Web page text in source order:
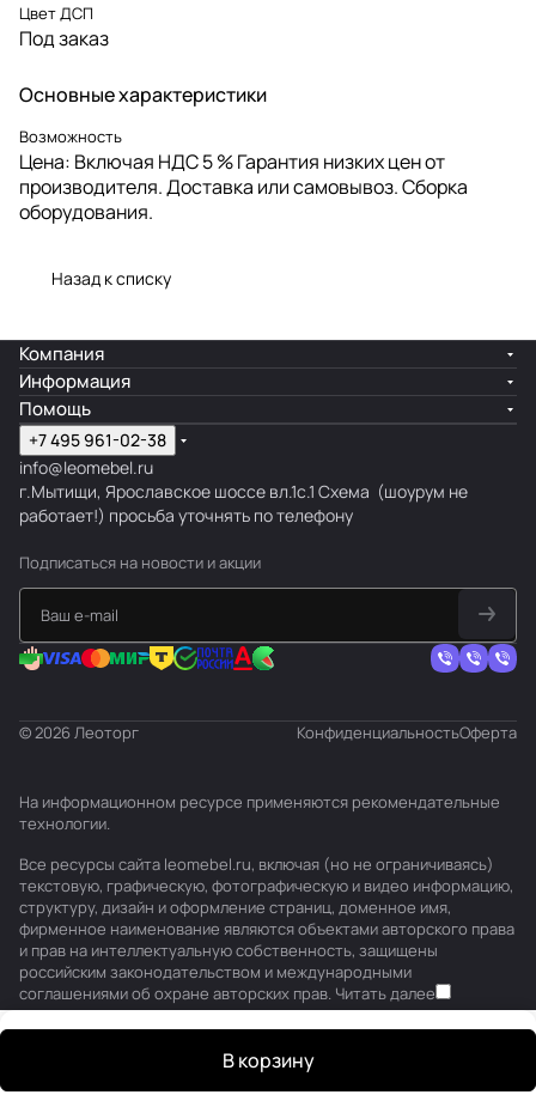
Цвет ДСП
Под заказ
Основные характеристики
Возможность
Цена: Включая НДС 5 % Гарантия низких цен от
производителя. Доставка или самовывоз. Сборка
оборудования.
Назад к списку
В корзину
Компания
Информация
Помощь
+7 495 961-02-38
info@leomebel.ru
г.Мытищи, Ярославское шоссе вл.1с.1 Схема (шоурум не
работает!) просьба уточнять по телефону
Подписаться на новости и акции
© 2026 Леоторг КонфиденциальностьОферта
На информационном ресурсе применяются рекомендательные
технологии.
Все ресурсы сайта leomebel.ru, включая (но не ограничиваясь)
текстовую, графическую, фотографическую и видео информацию,
структуру, дизайн и оформление страниц, доменное имя,
фирменное наименование являются объектами авторского права
и прав на интеллектуальную собственность, защищены
российским законодательством и международными
соглашениями об охране авторских прав. Читать далее